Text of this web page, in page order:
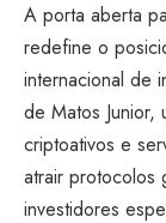
A porta aberta
redefine o
internacional de
de Matos Junior,
criptoativos e
atrair protocolos
investidores